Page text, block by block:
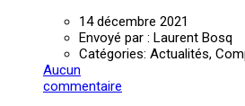
14 décembre 2021
Envoyé par : Laurent Bosq
Catégories: Actualités,
Aucun
commentaire